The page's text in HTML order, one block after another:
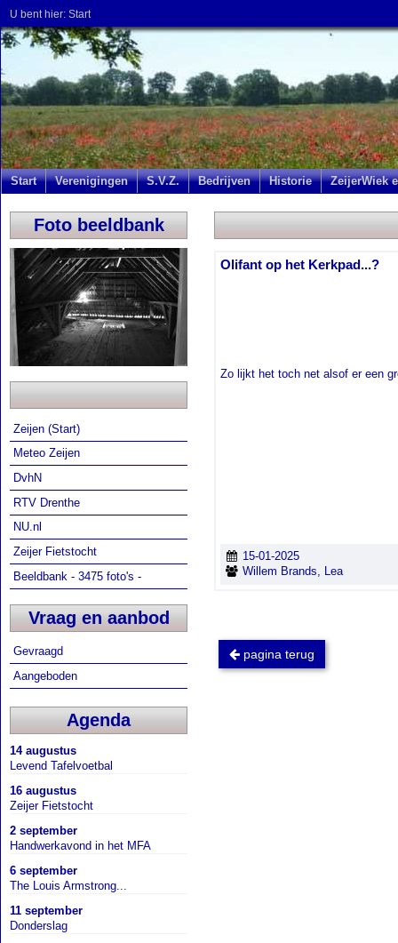
U bent hier: Start
Start Verenigingen S.V.Z. Bedrijven Historie ZeijerWiek
Foto beeldbank
Zeijen (Start)
Meteo Zeijen
DvhN
RTV Drenthe
NU.nl
Zeijer Fietstocht
Beeldbank - 3475 foto's -
Vraag en aanbod
Gevraagd
Aangeboden
Agenda
14 augustus
Levend Tafelvoetbal
16 augustus
Zeijer Fietstocht
2 september
Handwerkavond in het MFA
6 september
The Louis Armstrong...
11 september
Donderslag
Olifant op het Kerkpad...?
Zo lijkt het toch net alsof er een
15-01-2025
Willem Brands, Lea
pagina terug